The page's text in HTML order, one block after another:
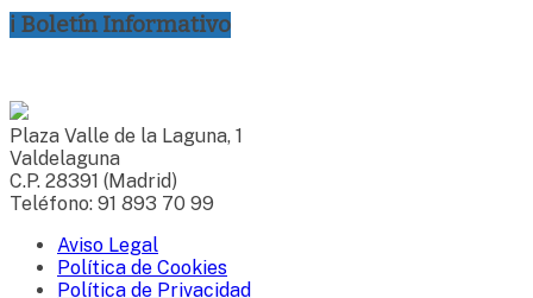
ℹ Boletín Informativo
Plaza Valle de la Laguna, 1
Valdelaguna
C.P. 28391 (Madrid)
Teléfono: 91 893 70 99
Aviso Legal
Política de Cookies
Política de Privacidad